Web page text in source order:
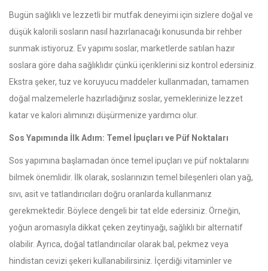
Bugün sağlıklı ve lezzetli bir mutfak deneyimi için sizlere doğal ve
düşük kalorili sosların nasıl hazırlanacağı konusunda bir rehber
sunmak istiyoruz. Ev yapımı soslar, marketlerde satılan hazır
soslara göre daha sağlıklıdır çünkü içeriklerini siz kontrol edersiniz.
Ekstra şeker, tuz ve koruyucu maddeler kullanmadan, tamamen
doğal malzemelerle hazırladığınız soslar, yemeklerinize lezzet
katar ve kalori alımınızı düşürmenize yardımcı olur.
Sos Yapımında İlk Adım: Temel İpuçları ve Püf Noktaları
Sos yapımına başlamadan önce temel ipuçları ve püf noktalarını
bilmek önemlidir. İlk olarak, soslarınızın temel bileşenleri olan yağ,
sıvı, asit ve tatlandırıcıları doğru oranlarda kullanmanız
gerekmektedir. Böylece dengeli bir tat elde edersiniz. Örneğin,
yoğun aromasıyla dikkat çeken zeytinyağı, sağlıklı bir alternatif
olabilir. Ayrıca, doğal tatlandırıcılar olarak bal, pekmez veya
hindistan cevizi şekeri kullanabilirsiniz. İçerdiği vitaminler ve